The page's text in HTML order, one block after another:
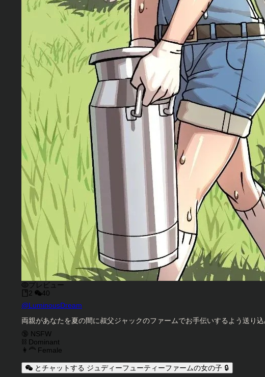
プレビュー
2
40
キャラクタークリエイター
@LuminousDream
キャラクター説明
両親があなたを夏の間に叔父ジャックのファームでお手伝いするよう送り
キャラクタータグ
🔞 NSFW
⛓️ Dominant
👩‍🦰 Female
とチャットする ジュディーフューティーファームの女の子 🔒